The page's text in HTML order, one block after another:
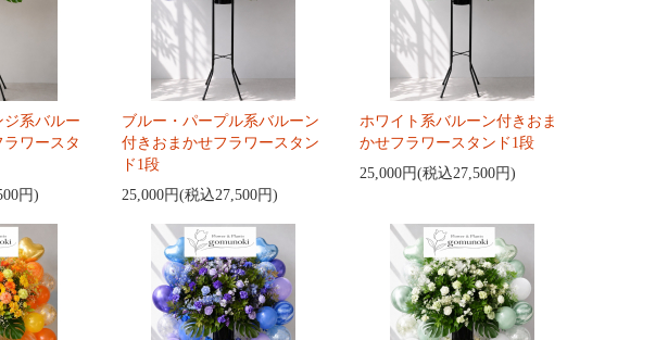
ジ系バルー
ワースタ
円)
ブルー・パープル系バルーン
付きおまかせフラワースタン
ド1段
25,000円(税込27,500円)
ホワイト系バルーン付きおま
かせフラワースタンド1段
25,000円(税込27,500円)